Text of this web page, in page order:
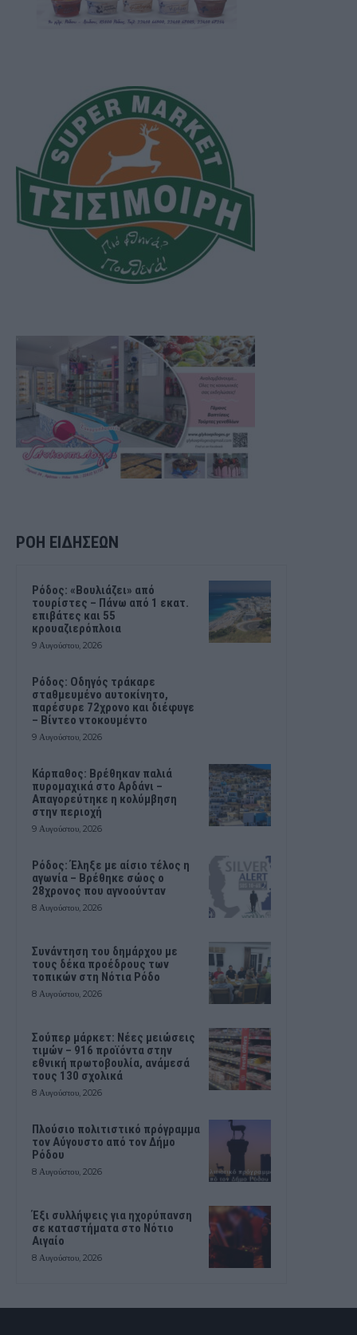
ΡΟΗ ΕΙΔΗΣΕΩΝ
Ρόδος: «Βουλιάζει» από
τουρίστες – Πάνω από 1 εκατ.
επιβάτες και 55
κρουαζιερόπλοια
9 Αυγούστου, 2026
Ρόδος: Οδηγός τράκαρε
σταθμευμένο αυτοκίνητο,
παρέσυρε 72χρονο και διέφυγε
– Βίντεο ντοκουμέντο
9 Αυγούστου, 2026
Κάρπαθος: Βρέθηκαν παλιά
πυρομαχικά στο Αρδάνι –
Απαγορεύτηκε η κολύμβηση
στην περιοχή
9 Αυγούστου, 2026
Ρόδος: Έληξε με αίσιο τέλος η
αγωνία – Βρέθηκε σώος ο
28χρονος που αγνοούνταν
8 Αυγούστου, 2026
Συνάντηση του δημάρχου με
τους δέκα προέδρους των
τοπικών στη Νότια Ρόδο
8 Αυγούστου, 2026
Σούπερ μάρκετ: Νέες μειώσεις
τιμών – 916 προϊόντα στην
εθνική πρωτοβουλία, ανάμεσά
τους 130 σχολικά
8 Αυγούστου, 2026
Πλούσιο πολιτιστικό πρόγραμμα
τον Αύγουστο από τον Δήμο
Ρόδου
8 Αυγούστου, 2026
Έξι συλλήψεις για ηχορύπανση
σε καταστήματα στο Νότιο
Αιγαίο
8 Αυγούστου, 2026